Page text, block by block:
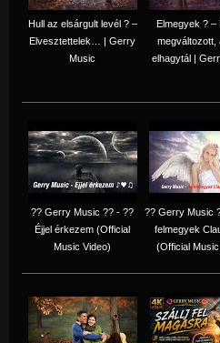
Hull az elsárgult levél ? –
Elvesztettelek… | Gerry
Music
Elmegyek ? –
megváltozott,
elhagytál |
?? Gerry Music ?? - ??
Éjjel érkezem (Official
Music Video)
?? Gerry Music
felmegyek
(Official